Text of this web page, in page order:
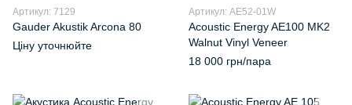
Артикул: 7129
Gauder Akustik Arcona 80
Ціну уточнюйте
Артикул: AE52-01W
Acoustic Energy AE100 MK2
Walnut Vinyl Veneer
18 000 грн/пара